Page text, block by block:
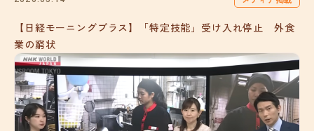
【日経モーニングプラス】「特定技能」受け入れ停止 外食
業の窮状